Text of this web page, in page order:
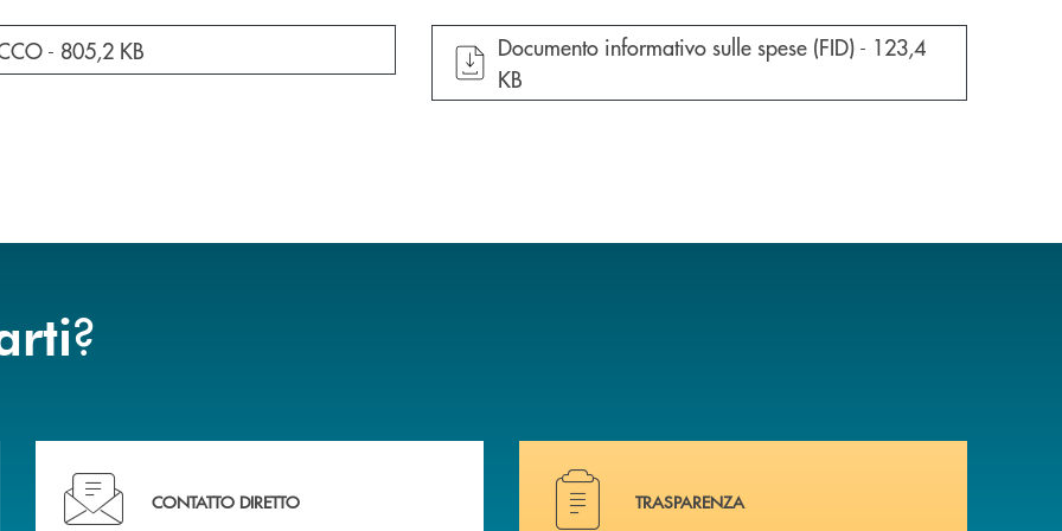
in una nuova finestra
- 805,2 KB apre documento in una nuova finestra
Documento informativo sulle spese (FID) - 123,4
KB
?
. Ti serve assistenza immediata? Contattaci!
CONTATTO DIRETTO
Hai bisogno di documenti ? Vai alla pagina dedicata.
TRASPARENZA